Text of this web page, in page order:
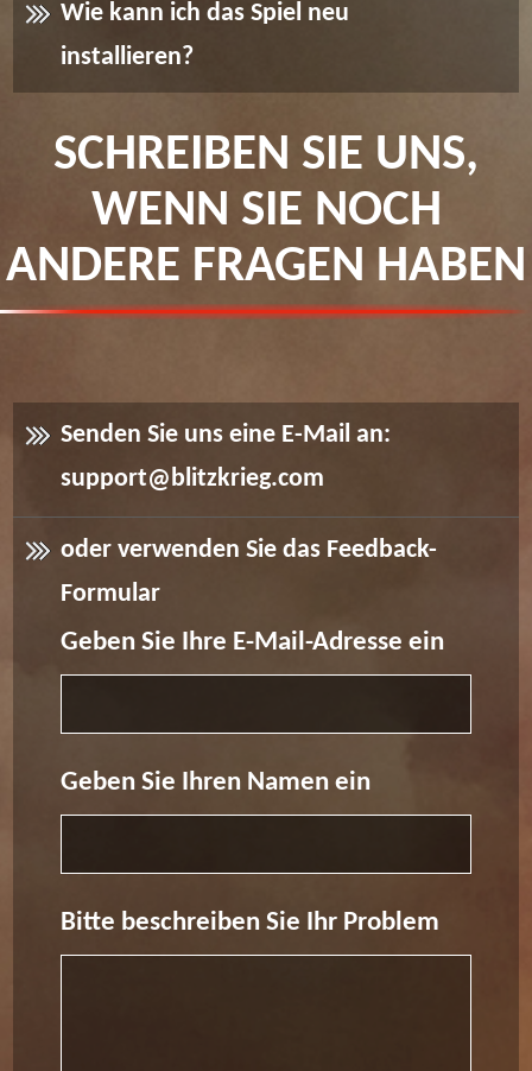
Wie kann ich das Spiel neu
installieren?
SCHREIBEN SIE UNS,
WENN SIE NOCH
ANDERE FRAGEN HABEN
Senden Sie uns eine E-Mail an:
support@blitzkrieg.com
oder verwenden Sie das Feedback-
Formular
Geben Sie Ihre E-Mail-Adresse ein
Geben Sie Ihren Namen ein
Bitte beschreiben Sie Ihr Problem